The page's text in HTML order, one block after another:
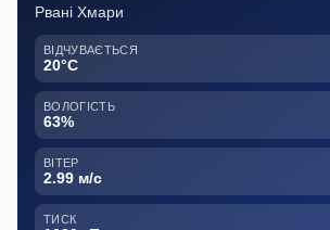
Рвані Хмари
ВІДЧУВАЄТЬСЯ
20°C
ВОЛОГІСТЬ
63%
ВІТЕР
2.99 м/с
ТИСК